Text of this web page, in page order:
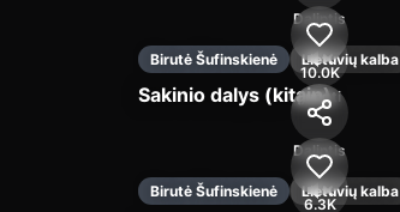
Dalintis
Įjungti
Birutė Šufinskienė Lietuvių kalba
Sakinio dalys (kitaip)
10.0K
Dalintis
Birutė Šufinskienė Lietuvių kalba
6.3K